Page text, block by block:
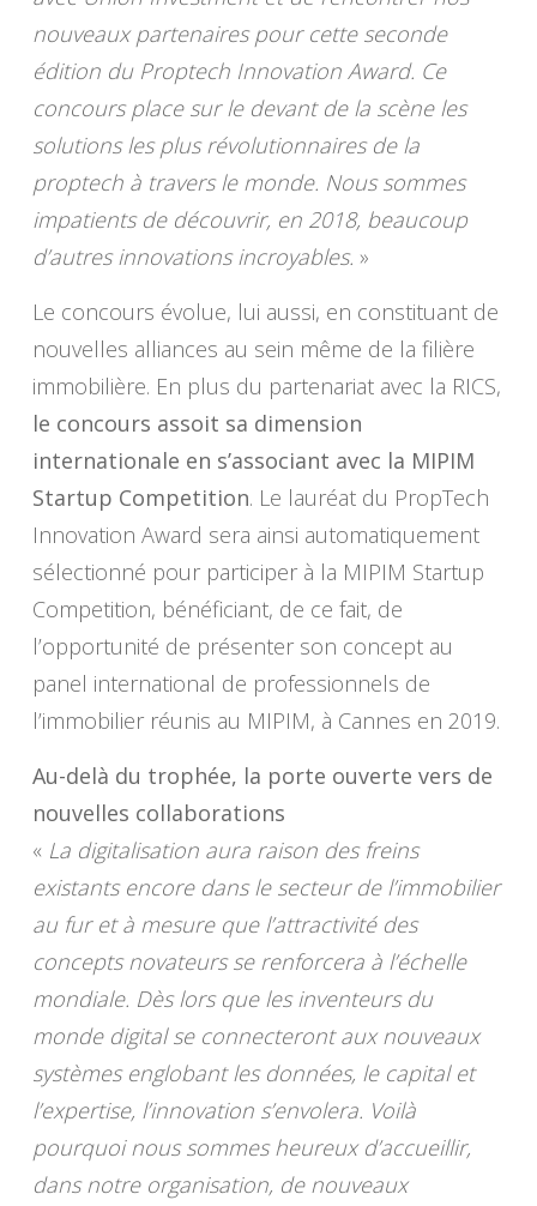
nouveaux partenaires pour cette seconde
édition du Proptech Innovation Award. Ce
concours place sur le devant de la scène les
solutions les plus révolutionnaires de la
proptech à travers le monde. Nous sommes
impatients de découvrir, en 2018, beaucoup
d’autres innovations incroyables. »
Le concours évolue, lui aussi, en constituant de
nouvelles alliances au sein même de la filière
immobilière. En plus du partenariat avec la RICS,
le concours assoit sa dimension
internationale en s’associant avec la MIPIM
Startup Competition. Le lauréat du PropTech
Innovation Award sera ainsi automatiquement
sélectionné pour participer à la MIPIM Startup
Competition, bénéficiant, de ce fait, de
l’opportunité de présenter son concept au
panel international de professionnels de
l’immobilier réunis au MIPIM, à Cannes en 2019.
Au-delà du trophée, la porte ouverte vers de
nouvelles collaborations
« La digitalisation aura raison des freins
existants encore dans le secteur de l’immobilier
au fur et à mesure que l’attractivité des
concepts novateurs se renforcera à l’échelle
mondiale. Dès lors que les inventeurs du
monde digital se connecteront aux nouveaux
systèmes englobant les données, le capital et
l’expertise, l’innovation s’envolera. Voilà
pourquoi nous sommes heureux d’accueillir,
dans notre organisation, de nouveaux